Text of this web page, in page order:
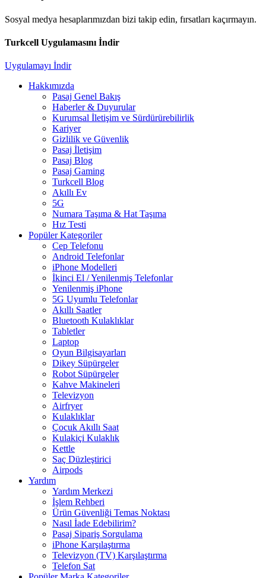
Sosyal medya hesaplarımızdan bizi takip edin, fırsatları kaçırmayın.
Turkcell Uygulamasını İndir
Uygulamayı İndir
Hakkımızda
Pasaj Genel Bakış
Haberler & Duyurular
Kurumsal İletişim ve Sürdürürebilirlik
Kariyer
Gizlilik ve Güvenlik
Pasaj İletişim
Pasaj Blog
Pasaj Gaming
Turkcell Blog
Akıllı Ev
5G
Numara Taşıma & Hat Taşıma
Hız Testi
Popüler Kategoriler
Cep Telefonu
Android Telefonlar
iPhone Modelleri
İkinci El / Yenilenmiş Telefonlar
Yenilenmiş iPhone
5G Uyumlu Telefonlar
Akıllı Saatler
Bluetooth Kulaklıklar
Tabletler
Laptop
Oyun Bilgisayarları
Dikey Süpürgeler
Robot Süpürgeler
Kahve Makineleri
Televizyon
Airfryer
Kulaklıklar
Çocuk Akıllı Saat
Kulakiçi Kulaklık
Kettle
Saç Düzleştirici
Airpods
Yardım
Yardım Merkezi
İşlem Rehberi
Ürün Güvenliği Temas Noktası
Nasıl İade Edebilirim?
Pasaj Sipariş Sorgulama
iPhone Karşılaştırma
Televizyon (TV) Karşılaştırma
Telefon Sat